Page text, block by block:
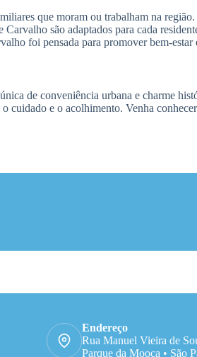
que moram ou trabalham na região.
são adaptados para cada
foi pensada para promover bem-estar
de conveniência urbana e charme
cuidado e o acolhimento. Venha
Endereço
Rua Manuel Vieira de
Parque da Mooca • São